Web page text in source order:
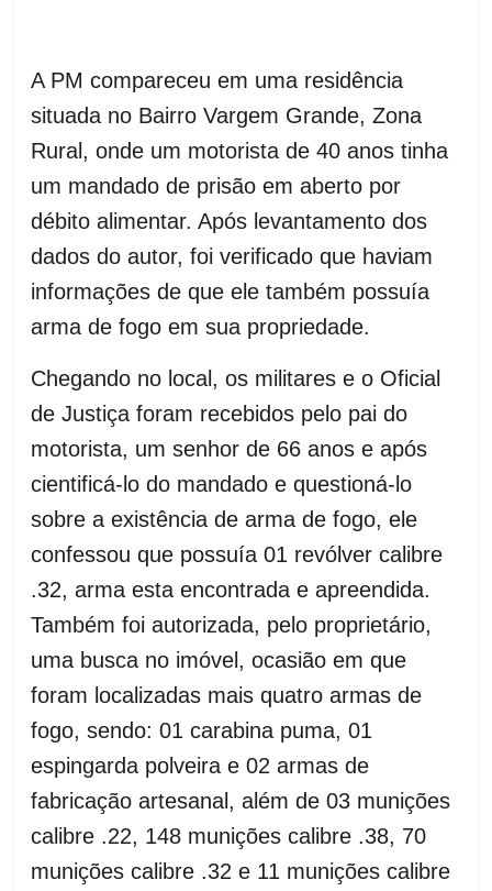
A PM compareceu em uma residência
situada no Bairro Vargem Grande, Zona
Rural, onde um motorista de 40 anos tinha
um mandado de prisão em aberto por
débito alimentar. Após levantamento dos
dados do autor, foi verificado que haviam
informações de que ele também possuía
arma de fogo em sua propriedade.
Chegando no local, os militares e o Oficial
de Justiça foram recebidos pelo pai do
motorista, um senhor de 66 anos e após
cientificá-lo do mandado e questioná-lo
sobre a existência de arma de fogo, ele
confessou que possuía 01 revólver calibre
.32, arma esta encontrada e apreendida.
Também foi autorizada, pelo proprietário,
uma busca no imóvel, ocasião em que
foram localizadas mais quatro armas de
fogo, sendo: 01 carabina puma, 01
espingarda polveira e 02 armas de
fabricação artesanal, além de 03 munições
calibre .22, 148 munições calibre .38, 70
munições calibre .32 e 11 munições calibre